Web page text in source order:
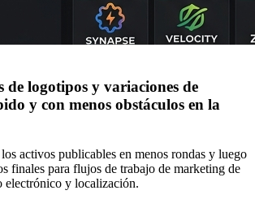
de logotipos y variaciones de
y con menos obstáculos en la
activos publicables en menos rondas y luego
finales para flujos de trabajo de marketing de
electrónico y localización.